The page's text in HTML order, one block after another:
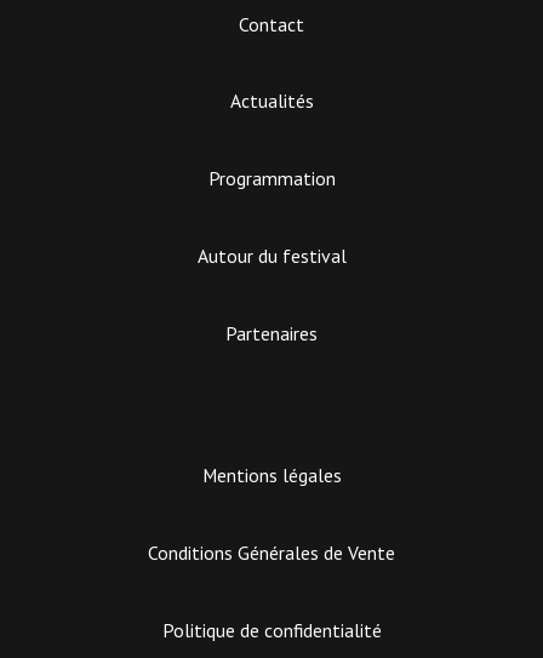
Contact
Actualités
Programmation
Autour du festival
Partenaires
Mentions légales
Conditions Générales de Vente
Politique de confidentialité